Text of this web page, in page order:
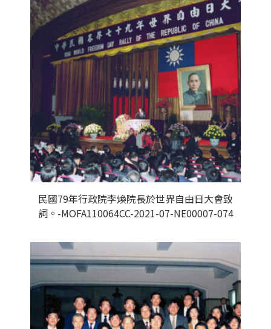
民國79年行政院李煥院長於世界自由日大會致
詞。-MOFA110064CC-2021-07-NE00007-074